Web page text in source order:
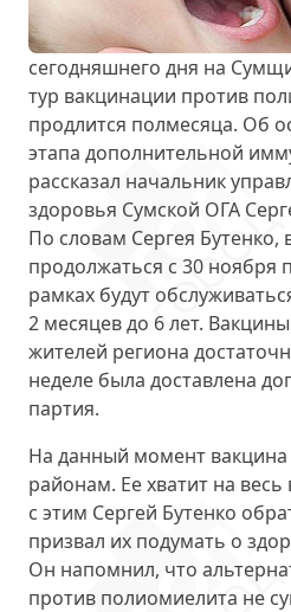
сегодняшнего дня на
тур вакцинации против
продлится полмесяца. Об
этапа дополнительной
рассказал начальник
здоровья Сумской ОГА
По словам Сергея Бутенко,
продолжаться с 30 ноября
рамках будут
2 месяцев до 6 лет.
жителей региона
неделе была доставлена
партия.
На данный момент вакцина
районам. Ее хватит на
с этим Сергей Бутенко
призвал их подумать о
Он напомнил, что
против полиомиелита не